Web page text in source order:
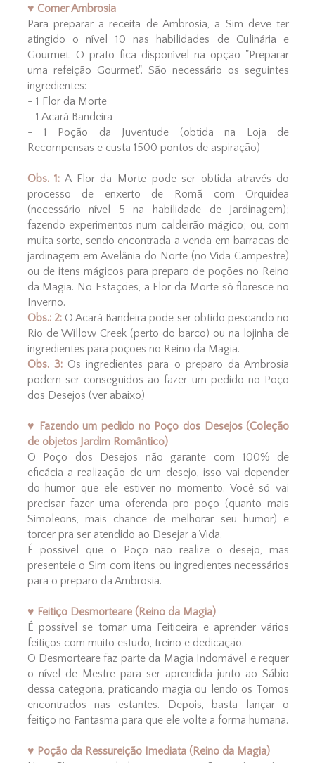
♥ Comer Ambrosia
Para preparar a receita de Ambrosia, a Sim deve ter
atingido o nível 10 nas habilidades de Culinária e
Gourmet. O prato fica disponível na opção "Preparar
uma refeição Gourmet". São necessário os seguintes
ingredientes:
- 1 Flor da Morte
- 1 Acará Bandeira
- 1 Poção da Juventude (obtida na Loja de
Recompensas e custa 1500 pontos de aspiração)
Obs. 1: A Flor da Morte pode ser obtida através do
processo de enxerto de Romã com Orquídea
(necessário nível 5 na habilidade de Jardinagem);
fazendo experimentos num caldeirão mágico; ou, com
muita sorte, sendo encontrada a venda em barracas de
jardinagem em Avelânia do Norte (no Vida Campestre)
ou de itens mágicos para preparo de poções no Reino
da Magia. No Estações, a Flor da Morte só floresce no
Inverno.
Obs.: 2: O Acará Bandeira pode ser obtido pescando no
Rio de Willow Creek (perto do barco) ou na lojinha de
ingredientes para poções no Reino da Magia.
Obs. 3:Os ingredientes para o preparo da Ambrosia
podem ser conseguidos ao fazer um pedido no Poço
dos Desejos (ver abaixo)
♥ Fazendo um pedido no Poço dos Desejos (Coleção
de objetos Jardim Romântico)
O Poço dos Desejos não garante com 100% de
eficácia a realização de um desejo, isso vai depender
do humor que ele estiver no momento. Você só vai
precisar fazer uma oferenda pro poço (quanto mais
Simoleons, mais chance de melhorar seu humor) e
torcer pra ser atendido ao Desejar a Vida.
É possível que o Poço não realize o desejo, mas
presenteie o Sim com itens ou ingredientes necessários
para o preparo da Ambrosia.
♥ Feitiço Desmorteare (Reino da Magia)
É possível se tornar uma Feiticeira e aprender vários
feitiços com muito estudo, treino e dedicação.
O Desmorteare faz parte da Magia Indomável e requer
o nível de Mestre para ser aprendida junto ao Sábio
dessa categoria, praticando magia ou lendo os Tomos
encontrados nas estantes. Depois, basta lançar o
feitiço no Fantasma para que ele volte a forma humana.
♥ Poção da Ressureição Imediata (Reino da Magia)